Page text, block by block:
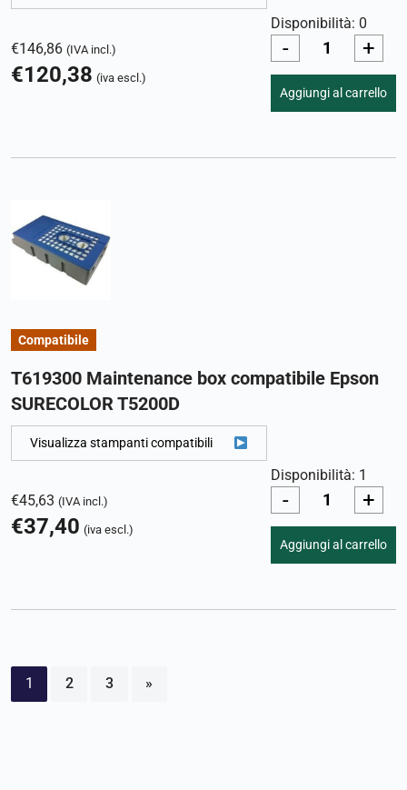
€146,86 (IVA incl.)
€120,38 (iva escl.)
Disponibilità: 0
- +
Aggiungi al carrello
Compatibile
T619300 Maintenance box compatibile Epson
SURECOLOR T5200D
Visualizza stampanti compatibili
€45,63 (IVA incl.)
€37,40 (iva escl.)
Disponibilità: 1
- +
Aggiungi al carrello
1 2 3 »